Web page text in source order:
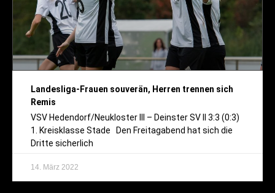
Landesliga-Frauen souverän, Herren trennen sich
Remis
VSV Hedendorf/Neukloster III – Deinster SV II 3:3 (0:3)
1. Kreisklasse Stade Den Freitagabend hat sich die
Dritte sicherlich
14. März 2022